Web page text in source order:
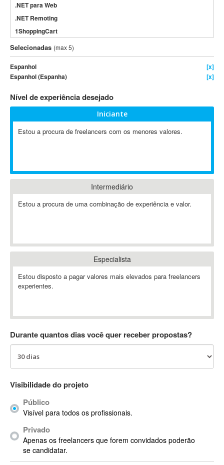
.NET para Web
.NET Remoting
1ShoppingCart
3DS Max
3GSM
4D Dimension
802.11
A&P
A-GPS
A2Billing
AAUS Scientific Diver
Abaqus
ABIS
Ableton Push
Abstract
Abstract Window Toolkit (AWT)
Absynth
AC3
AccountMate
ACDSee
ACID Pro
ACPI
Acrobat X
ACT
Actian
Actimize
Selecionadas (max 5)
Espanhol
[x]
Espanhol (Espanha)
[x]
Nível de experiência desejado
Iniciante
Estou a procura de freelancers com os menores valores.
Intermediário
Estou a procura de uma combinação de experiência e valor.
Especialista
Estou disposto a pagar valores mais elevados para freelancers
experientes.
Durante quantos dias você quer receber propostas?
Visibilidade do projeto
Público
Visível para todos os profissionais.
Privado
Apenas os freelancers que forem convidados poderão
se candidatar.